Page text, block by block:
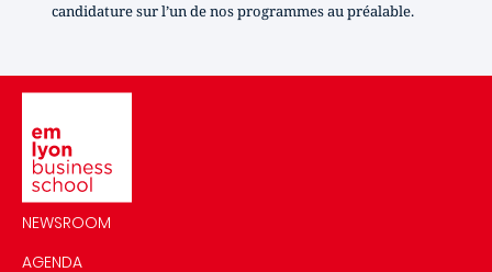
candidature sur l’un de nos programmes au préalable.
NEWSROOM
AGENDA